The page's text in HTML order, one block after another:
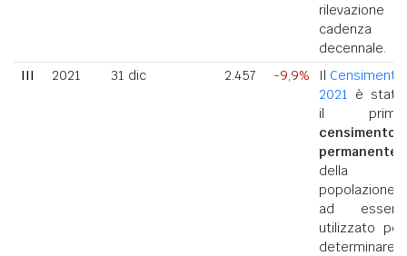
rilevazione a
cadenza
decennale.
III
2021 31 dic 2.457 -9,9% Il Censimento
2021 è stato
il primo
censimento
permanente
della
popolazione
ad essere
utilizzato per
determinare